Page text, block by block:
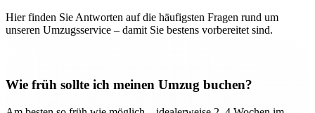
Hier finden Sie Antworten auf die häufigsten Fragen rund um
unseren Umzugsservice – damit Sie bestens vorbereitet sind.
Wie früh sollte ich meinen Umzug buchen?